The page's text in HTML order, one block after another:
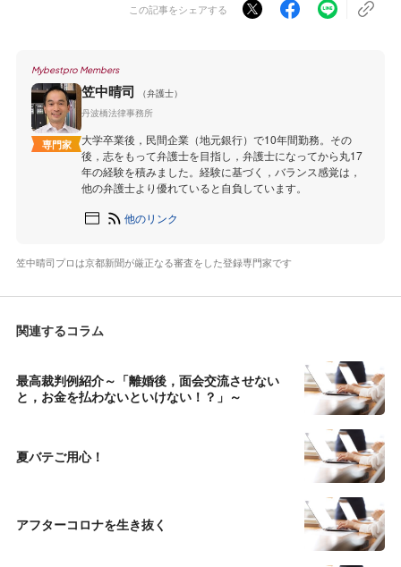
この記事をシェアする
Mybestpro Members
専門家
笠中晴司
（弁護士）
丹波橋法律事務所
大学卒業後，民間企業（地元銀行）で10年間勤務。その
後，志をもって弁護士を目指し，弁護士になってから丸17
年の経験を積みました。経験に基づく，バランス感覚は，
他の弁護士より優れていると自負しています。
他のリンク
笠中晴司プロは京都新聞が厳正なる審査をした登録専門家です
関連するコラム
最高裁判例紹介～「離婚後，面会交流させない
と，お金を払わないといけない！？」～
夏バテご用心！
アフターコロナを生き抜く